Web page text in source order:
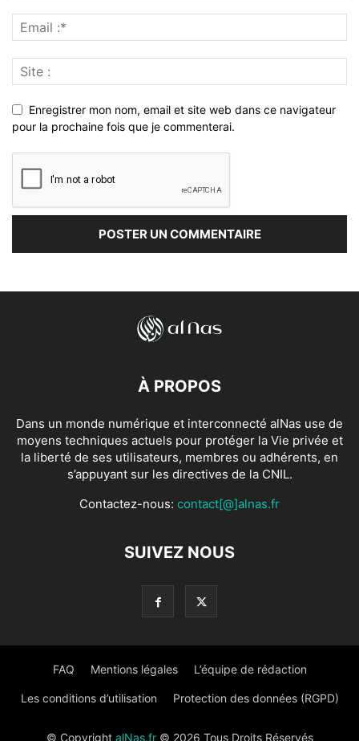
Enregistrer mon nom, email et site web dans ce navigateur
pour la prochaine fois que je commenterai.
À PROPOS
Dans un monde numérique et interconnecté alNas use de
moyens techniques actuels pour protéger la Vie privée et
la liberté de ses utilisateurs, membres ou adhérents, en
s’appuyant sur les directives de la CNIL.
Contactez-nous: contact[@]alnas.fr
SUIVEZ NOUS
FAQ Mentions légales L’équipe de rédaction
Les conditions d’utilisation Protection des données (RGPD)
© Copyright alNas.fr© 2026 Tous Droits Réservés